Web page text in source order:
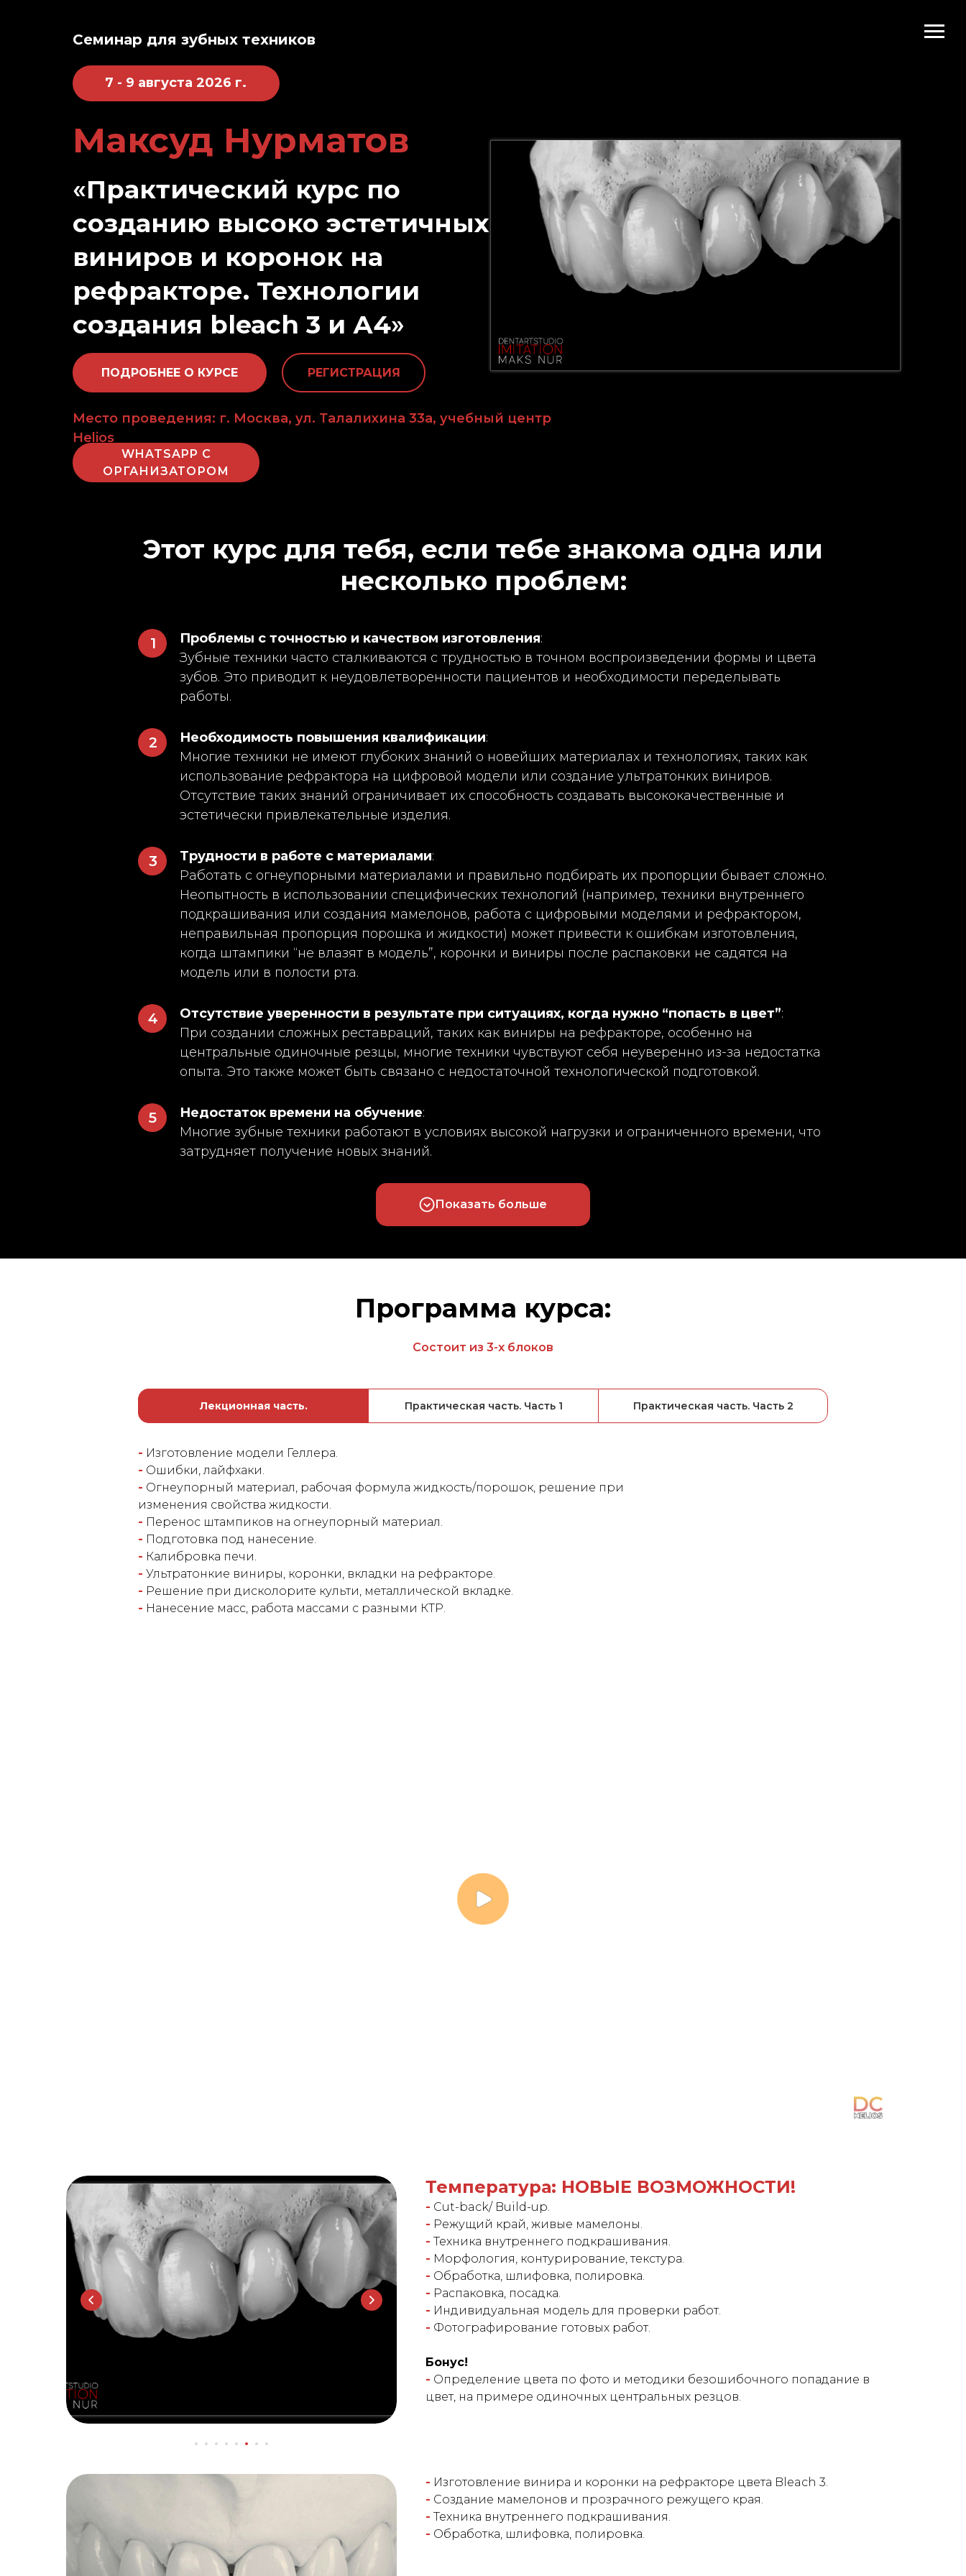
Место проведения: г. Москва, ул. Талалихина 33а, учебный центр
Helios
«Практический курс по
созданию высоко эстетичных
виниров и коронок на
рефракторе. Технологии
создания bleach 3 и А4»
Максуд Нурматов
Семинар для зубных техников
7 - 9 августа 2026 г.
РЕГИСТРАЦИЯ
ПОДРОБНЕЕ О КУРСЕ
WHATSAPP С
ОРГАНИЗАТОРОМ
Этот курс для тебя, если тебе знакома одна или
несколько проблем:
1 Проблемы с точностью и качеством изготовления:
Зубные техники часто сталкиваются с трудностью в точном воспроизведении формы и цвета
зубов. Это приводит к неудовлетворенности пациентов и необходимости переделывать
работы.
2 Необходимость повышения квалификации:
Многие техники не имеют глубоких знаний о новейших материалах и технологиях, таких как
использование рефрактора на цифровой модели или создание ультратонких виниров.
Отсутствие таких знаний ограничивает их способность создавать высококачественные и
эстетически привлекательные изделия.
3 Трудности в работе с материалами:
Работать с огнеупорными материалами и правильно подбирать их пропорции бывает сложно.
Неопытность в использовании специфических технологий (например, техники внутреннего
подкрашивания или создания мамелонов, работа с цифровыми моделями и рефрактором,
неправильная пропорция порошка и жидкости) может привести к ошибкам изготовления,
когда штампики “не влазят в модель”, коронки и виниры после распаковки не садятся на
модель или в полости рта.
4 Отсутствие уверенности в результате при ситуациях, когда нужно “попасть в цвет”:
При создании сложных реставраций, таких как виниры на рефракторе, особенно на
центральные одиночные резцы, многие техники чувствуют себя неуверенно из-за недостатка
опыта. Это также может быть связано с недостаточной технологической подготовкой.
5 Недостаток времени на обучение:
Многие зубные техники работают в условиях высокой нагрузки и ограниченного времени, что
затрудняет получение новых знаний.
Показать больше
Программа курса:
Состоит из 3-х блоков
Лекционная часть. Практическая часть. Часть 1 Практическая часть. Часть 2
- Изготовление модели Геллера.
- Ошибки, лайфхаки.
- Огнеупорный материал, рабочая формула жидкость/порошок, решение при
изменения свойства жидкости.
- Перенос штампиков на огнеупорный материал.
- Подготовка под нанесение.
- Калибровка печи.
- Ультратонкие виниры, коронки, вкладки на рефракторе.
- Решение при дисколорите культи, металлической вкладке.
- Нанесение масс, работа массами с разными КТР.
Температура: НОВЫЕ ВОЗМОЖНОСТИ!
- Cut-back/ Build-up.
- Режущий край, живые мамелоны.
- Техника внутреннего подкрашивания.
- Морфология, контурирование, текстура.
- Обработка, шлифовка, полировка.
- Распаковка, посадка.
- Индивидуальная модель для проверки работ.
- Фотографирование готовых работ.
Бонус!
- Определение цвета по фото и методики безошибочного попадание в
цвет, на примере одиночных центральных резцов.
- Изготовление винира и коронки на рефракторе цвета Bleach 3.
- Создание мамелонов и прозрачного режущего края.
- Техника внутреннего подкрашивания.
- Обработка, шлифовка, полировка.